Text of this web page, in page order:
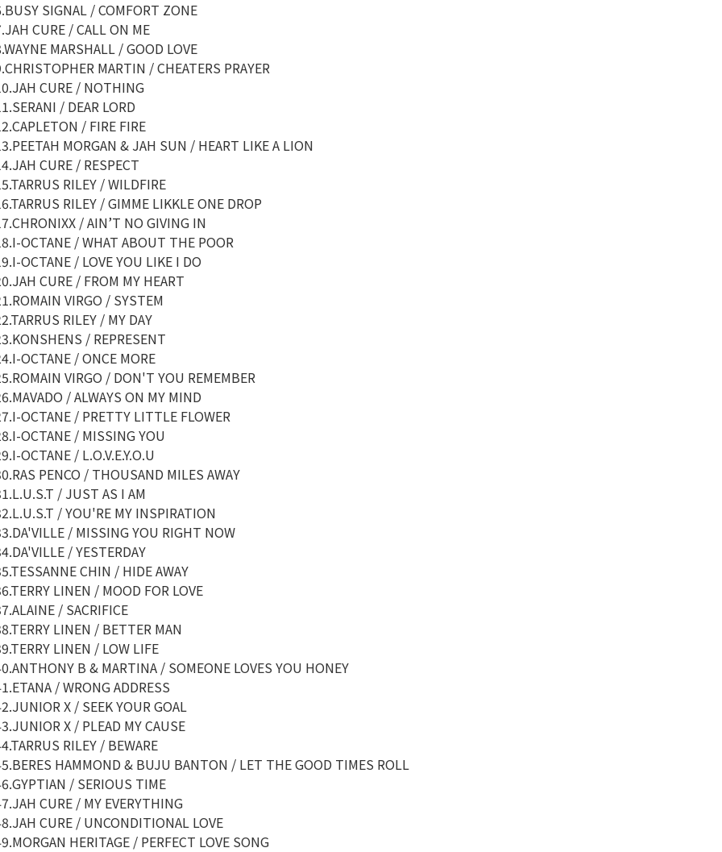
SIGNAL / COMFORT ZONE
CURE / CALL ON ME
MARSHALL / GOOD LOVE
MARTIN / CHEATERS PRAYER
CURE / NOTHING
/ DEAR LORD
/ FIRE FIRE
MORGAN & JAH SUN / HEART LIKE A LION
CURE / RESPECT
RILEY / WILDFIRE
RILEY / GIMME LIKKLE ONE DROP
/ AIN’T NO GIVING IN
OCTANE / WHAT ABOUT THE POOR
OCTANE / LOVE YOU LIKE I DO
CURE / FROM MY HEART
VIRGO / SYSTEM
RILEY / MY DAY
/ REPRESENT
OCTANE / ONCE MORE
VIRGO / DON'T YOU REMEMBER
/ ALWAYS ON MY MIND
OCTANE / PRETTY LITTLE FLOWER
OCTANE / MISSING YOU
OCTANE / L.O.V.E.Y.O.U
PENCO / THOUSAND MILES AWAY
/ JUST AS I AM
/ YOU'RE MY INSPIRATION
/ MISSING YOU RIGHT NOW
/ YESTERDAY
CHIN / HIDE AWAY
LINEN / MOOD FOR LOVE
/ SACRIFICE
LINEN / BETTER MAN
LINEN / LOW LIFE
B & MARTINA / SOMEONE LOVES YOU HONEY
/ WRONG ADDRESS
X / SEEK YOUR GOAL
X / PLEAD MY CAUSE
RILEY / BEWARE
HAMMOND & BUJU BANTON / LET THE GOOD TIMES ROLL
/ SERIOUS TIME
CURE / MY EVERYTHING
CURE / UNCONDITIONAL LOVE
HERITAGE / PERFECT LOVE SONG